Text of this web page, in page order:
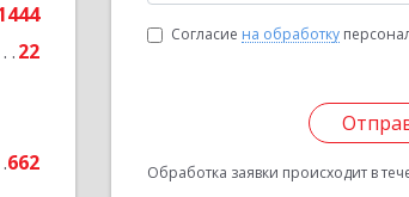
22
662
Согласие на обработку
Обработка заявки происходит в